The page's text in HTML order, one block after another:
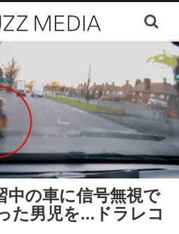
中の車に信号無視で
た男児を...ドラレコ